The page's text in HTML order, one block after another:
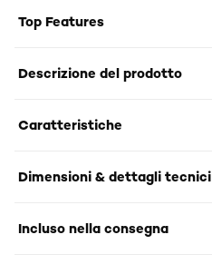
Top Features
Descrizione del prodotto
Caratteristiche
Dimensioni & dettagli tecnici
Incluso nella consegna